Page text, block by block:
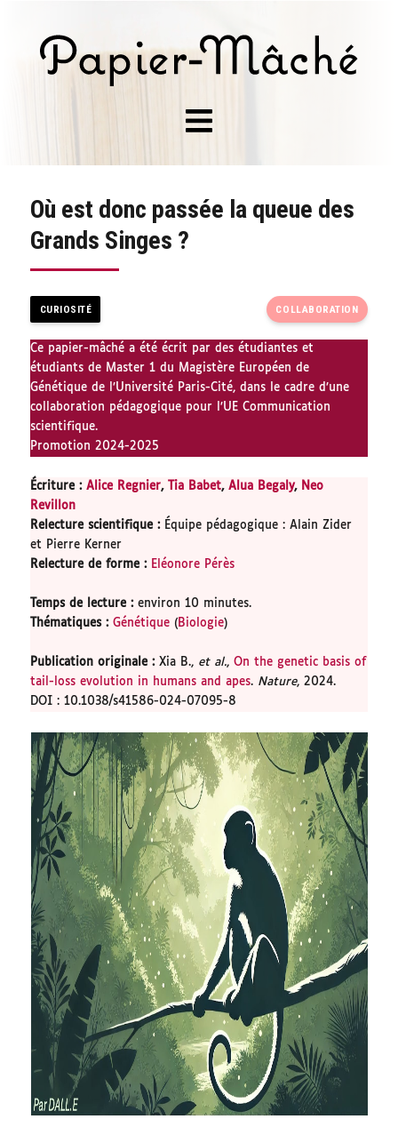
Où est donc passée la queue des
Grands Singes ?
CURIOSITÉ COLLABORATION
Ce papier-mâché a été écrit par des étudiantes et
étudiants de Master 1 du Magistère Européen de
Génétique de l’Université Paris-Cité, dans le cadre d’une
collaboration pédagogique pour l’UE Communication
scientifique.
Promotion 2024-2025
Écriture :Alice Regnier, Tia Babet,Alua Begaly, Neo
Revillon
Relecture scientifique: Équipe pédagogique : Alain Zider
et Pierre Kerner
Relecture de forme: Eléonore Pérès
Temps de lecture:environ 10 minutes.
Thématiques: Génétique (Biologie)
Publication originale:Xia B., et al.,On the genetic basis of
tail-loss evolution in humans and apes. Nature, 2024.
DOI : 10.1038/s41586-024-07095-8